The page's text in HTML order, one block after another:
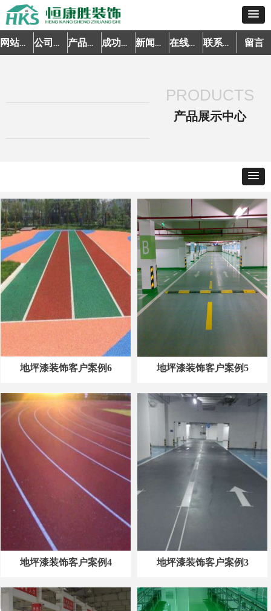
网站首页 公司简介 产品中心 成功案例 新闻资讯 在线预约 联系我们 留言
地坪漆装饰客户案例6 地坪漆装饰客户案例5
地坪漆装饰客户案例4 地坪漆装饰客户案例3
PRODUCTS
产品展示中心